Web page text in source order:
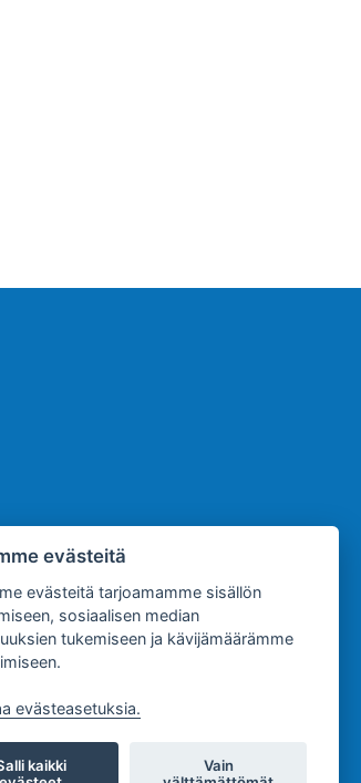
evästeitä
evästeitä tarjoamamme sisällön
sosiaalisen median
tukemiseen ja kävijämäärämme
evästeasetuksia.
kaikki
Vain